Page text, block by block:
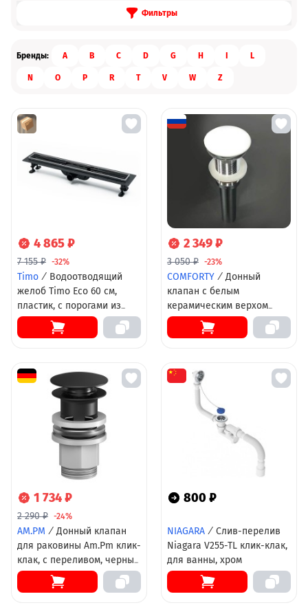
Фильтры
Бренды: A B C D G H L
N O P R T V W Z
4 865 ₽
7 155 ₽ -32%
Timo / Водоотводящий
желоб Timo Eco 60 см,
пластик, с порогами из
нержавеющей стали, SP10-
600
2 349 ₽
3 050 ₽ -23%
COMFORTY / Донный
клапан с белым
керамическим верхом
Comforty, с переливом,
00004144039 (DK-01)
1 734 ₽
2 290 ₽ -24%
AM.PM / Донный клапан
для раковины Am.Pm клик-
клак, с переливом, черный
матовый, F0700P22
800 ₽
NIAGARA / Слив-перелив
Niagara V255-TL клик-клак,
для ванны, хром